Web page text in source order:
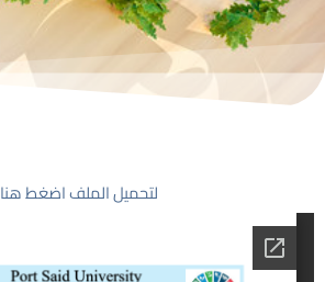
لتحميل الملف اضغط هنا